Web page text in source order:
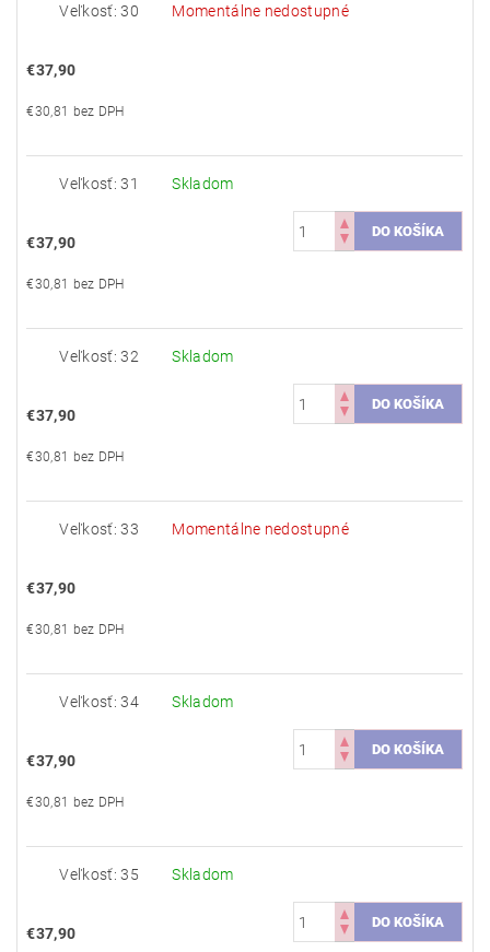
Veľkosť: 30 Momentálne nedostupné
€37,90
€30,81 bez DPH
Veľkosť: 31 Skladom
€37,90
€30,81 bez DPH
Veľkosť: 32 Skladom
€37,90
€30,81 bez DPH
Veľkosť: 33 Momentálne nedostupné
€37,90
€30,81 bez DPH
Veľkosť: 34 Skladom
€37,90
€30,81 bez DPH
Veľkosť: 35 Skladom
€37,90